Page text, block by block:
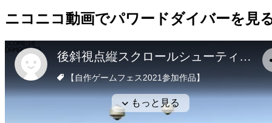
ニコニコ動画でパワードダイバーを見